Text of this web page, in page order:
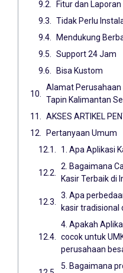
Fitur dan
Tidak Perlu
Mendukung
Support 24 Jam
Bisa Kustom
Alamat Perusahaan
Tapin Kalimantan
AKSES ARTIKEL
Pertanyaan Umum
1. Apa Aplikasi
2. Bagaimana
Kasir Terbaik di
3. Apa
kasir tradisional
4. Apakah
cocok untuk
perusahaan
5. Bagaimana